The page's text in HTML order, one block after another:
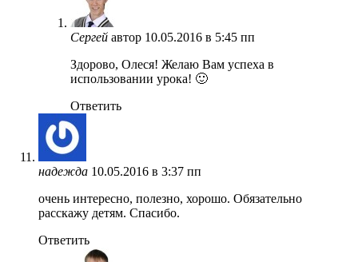
Сергей автор 10.05.2016 в 5:45 пп
Здорово, Олеся! Желаю Вам успеха в
использовании урока! 🙂
Ответить
надежда 10.05.2016 в 3:37 пп
очень интересно, полезно, хорошо. Обязательно
расскажу детям. Спасибо.
Ответить